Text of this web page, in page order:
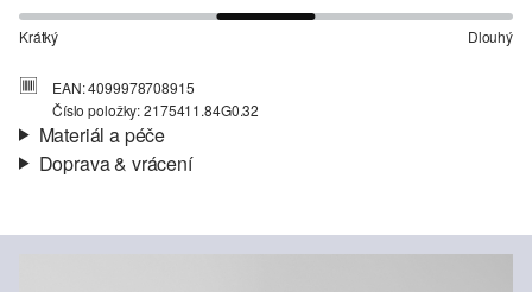
Krátký Dlouhý
EAN: 4099978708915
Číslo položky: 2175411.84G0.32
Materiál a péče
Materiál: Směs s polyesterem
Doprava & vrácení
Vaše objednávka bude odeslána do 4-8 pracovních dnů